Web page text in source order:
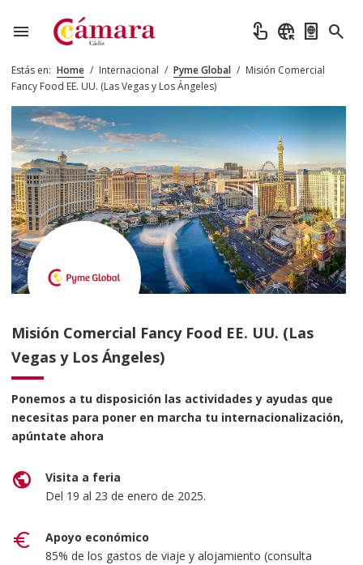
menu touch_app captive_portal passport search
Estás en: Home / Internacional / Pyme Global / Misión Comercial
Fancy Food EE. UU. (Las Vegas y Los Ángeles)
Misión Comercial Fancy Food EE. UU. (Las
Vegas y Los Ángeles)
Ponemos a tu disposición las actividades y ayudas que
necesitas para poner en marcha tu internacionalización,
apúntate ahora
public
Visita a feria
Del 19 al 23 de enero de 2025.
euro
Apoyo económico
85% de los gastos de viaje y alojamiento (consulta